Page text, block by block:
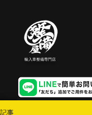
輸入車整備専門店
記事